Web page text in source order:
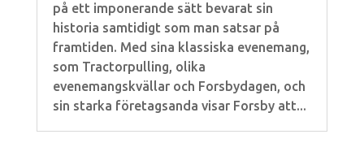
på ett imponerande sätt bevarat sin
historia samtidigt som man satsar på
framtiden. Med sina klassiska evenemang,
som Tractorpulling, olika
evenemangskvällar och Forsbydagen, och
sin starka företagsanda visar Forsby att...